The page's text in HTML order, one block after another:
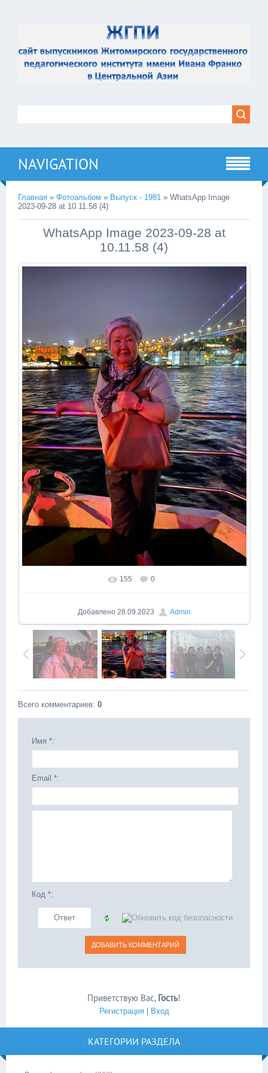
NAVIGATION
Главная » Фотоальбом » Выпуск - 1981 » WhatsApp Image
2023-09-28 at 10.11.58 (4)
WhatsApp Image 2023-09-28 at
10.11.58 (4)
155 0
Добавлено 28.09.2023 Admin
Всего комментариев: 0
Имя *:
Email *:
Код *:
Приветствую Вас, Гость!
Регистрация| Вход
КАТЕГОРИИ РАЗДЕЛА